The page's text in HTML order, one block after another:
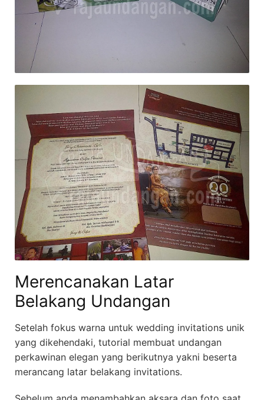
Merencanakan Latar
Belakang Undangan
Setelah fokus warna untuk wedding invitations unik
yang dikehendaki, tutorial membuat undangan
perkawinan elegan yang berikutnya yakni beserta
merancang latar belakang invitations.